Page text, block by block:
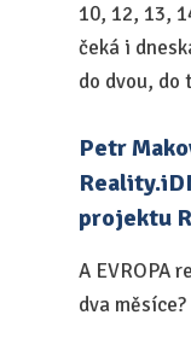
10, 12, 13,
čeká i
do dvou, do
Petr
projektu
A EVROPA
dva měsíce?